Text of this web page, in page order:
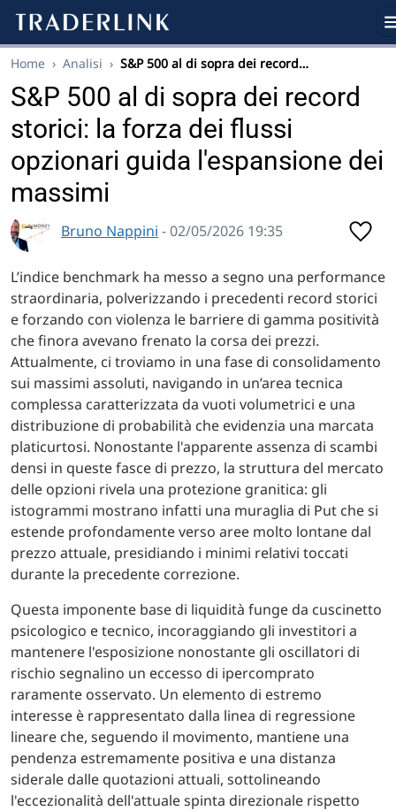
Home › Analisi › S&P 500 al di sopra dei record…
S&P 500 al di sopra dei record
storici: la forza dei flussi
opzionari guida l'espansione dei
massimi
Bruno Nappini - 02/05/2026 19:35
L’indice benchmark ha messo a segno una performance
straordinaria, polverizzando i precedenti record storici
e forzando con violenza le barriere di gamma positività
che finora avevano frenato la corsa dei prezzi.
Attualmente, ci troviamo in una fase di consolidamento
sui massimi assoluti, navigando in un’area tecnica
complessa caratterizzata da vuoti volumetrici e una
distribuzione di probabilità che evidenzia una marcata
platicurtosi. Nonostante l'apparente assenza di scambi
densi in queste fasce di prezzo, la struttura del mercato
delle opzioni rivela una protezione granitica: gli
istogrammi mostrano infatti una muraglia di Put che si
estende profondamente verso aree molto lontane dal
prezzo attuale, presidiando i minimi relativi toccati
durante la precedente correzione.
Questa imponente base di liquidità funge da cuscinetto
psicologico e tecnico, incoraggiando gli investitori a
mantenere l'esposizione nonostante gli oscillatori di
rischio segnalino un eccesso di ipercomprato
raramente osservato. Un elemento di estremo
interesse è rappresentato dalla linea di regressione
lineare che, seguendo il movimento, mantiene una
pendenza estremamente positiva e una distanza
siderale dalle quotazioni attuali, sottolineando
l'eccezionalità dell'attuale spinta direzionale rispetto